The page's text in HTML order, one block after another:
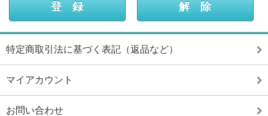
特定商取引法に基づく表記（返品など）
マイアカウント
お問い合わせ